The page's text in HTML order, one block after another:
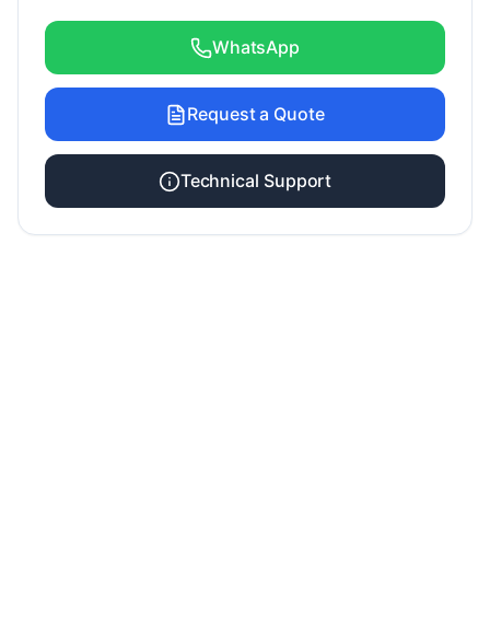
WhatsApp
Request a Quote
Technical Support